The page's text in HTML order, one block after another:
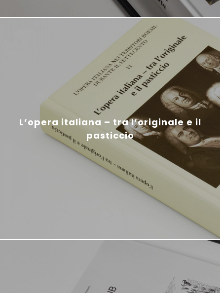
L’opera italiana – tra l’originale e il
pasticcio